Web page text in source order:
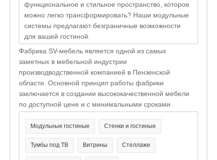
функциональное и стильное пространство, которое
можно легко трансформировать? Наши модульные
системы предлагают безграничные возможности
для вашей гостиной.
Фабрика SV-мебель является одной из самых
заметных в мебельной индустрии
производводственной компанией в Пензенской
области. Основной принцип работы фабрики
заключается в создании высококачественной мебели
по доступной цене и с минимальными сроками.
Модульные гостиные Стенки и гостиные
Тумбы под ТВ Витрины Стеллажи